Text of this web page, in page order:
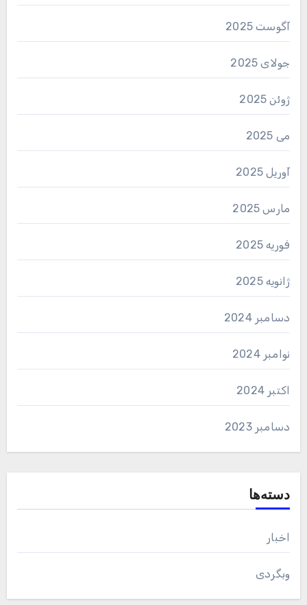
آگوست 2025
جولای 2025
ژوئن 2025
می 2025
آوریل 2025
مارس 2025
فوریه 2025
ژانویه 2025
دسامبر 2024
نوامبر 2024
اکتبر 2024
دسامبر 2023
دسته‌ها
اخبار
وبگردی